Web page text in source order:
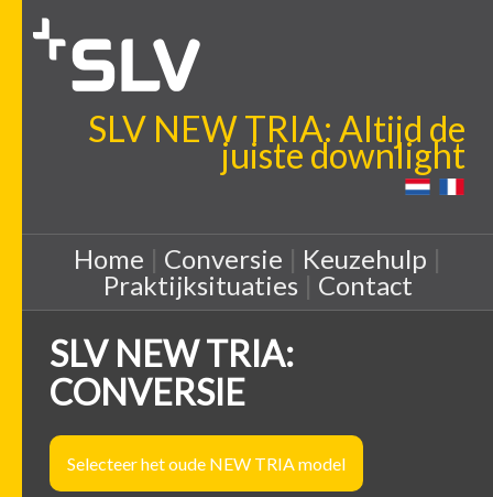
SLV NEW TRIA: Altijd de
juiste downlight
Home | Conversie | Keuzehulp |
Praktijksituaties| Contact
SLV NEW TRIA:
CONVERSIE
Selecteer het oude NEW TRIA model